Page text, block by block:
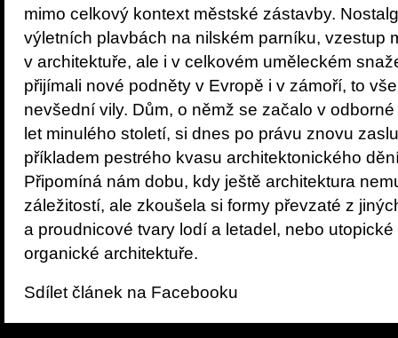
mimo celkový kontext městské zástavby.
výletních plavbách na nilském parníku, vzestup
v architektuře, ale i v celkovém uměleckém
přijímali nové podněty v Evropě i v zámoří, to
nevšední vily. Dům, o němž se začalo v
let minulého století, si dnes po právu znovu
příkladem pestrého kvasu architektonického
Připomíná nám dobu, kdy ještě architektura
záležitostí, ale zkoušela si formy převzaté z
a proudnicové tvary lodí a letadel, nebo
organické architektuře.
Sdílet článek na Facebooku